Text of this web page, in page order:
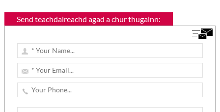
Send teachdaireachd agad a chur thugainn: